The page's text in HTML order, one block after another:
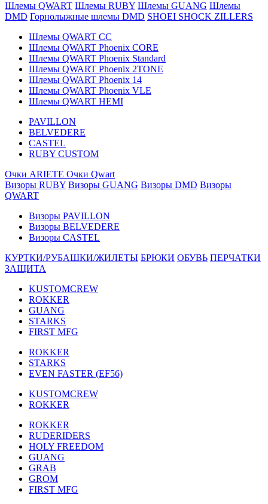
Шлемы QWART Шлемы RUBY Шлемы GUANG Шлемы
DMD Горнолыжные шлемы DMD SHOEI SHOCK ZILLERS
Шлемы QWART CC
Шлемы QWART Phoenix CORE
Шлемы QWART Phoenix Standard
Шлемы QWART Phoenix 2TONE
Шлемы QWART Phoenix 14
Шлемы QWART Phoenix VLE
Шлемы QWART HEMI
PAVILLON
BELVEDERE
CASTEL
RUBY CUSTOM
Очки ARIETE Очки Qwart
Визоры RUBY Визоры GUANG Визоры DMD Визоры
QWART
Визоры PAVILLON
Визоры BELVEDERE
Визоры CASTEL
КУРТКИ/РУБАШКИ/ЖИЛЕТЫ БРЮКИ ОБУВЬ ПЕРЧАТКИ
ЗАЩИТА
KUSTOMCREW
ROKKER
GUANG
STARKS
FIRST MFG
ROKKER
STARKS
EVEN FASTER (EF56)
KUSTOMCREW
ROKKER
ROKKER
RUDERIDERS
HOLY FREEDOM
GUANG
GRAB
GROM
FIRST MFG